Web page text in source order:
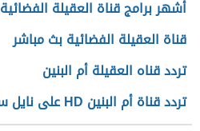
أشهر برامج قناة العقيلة الفضائية
قناة العقيلة الفضائية بث مباشر
تردد قناه العقيلة أم البنين
تردد قناة أم البنين HD على نايل سات